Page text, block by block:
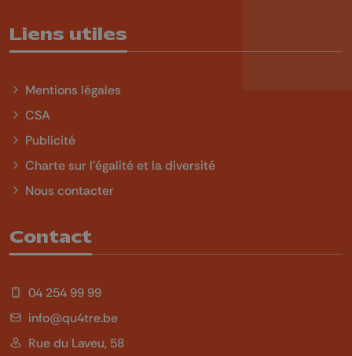
Liens utiles
Mentions légales
CSA
Publicité
Charte sur l'égalité et la diversité
Nous contacter
Contact
04 254 99 99
info@qu4tre.be
Rue du Laveu, 58